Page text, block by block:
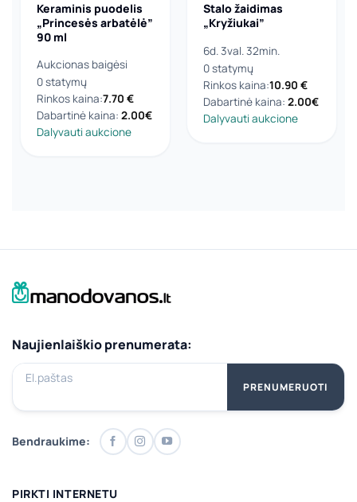
Keraminis puodelis
„Princesės arbatėlė”
90 ml
Aukcionas baigėsi
0 statymų
Rinkos kaina:7.70 €
Dabartinė kaina: 2.00€
Dalyvauti aukcione
Stalo žaidimas
„Kryžiukai”
6d. 3val. 32min.
0 statymų
Rinkos kaina:10.90 €
Dabartinė kaina: 2.00€
Dalyvauti aukcione
Naujienlaiškio prenumerata:
El.paštas
PRENUMERUOTI
Bendraukime:
PIRKTI INTERNETU